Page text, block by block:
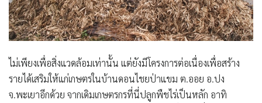
ไม่เพียงเพื่อสิ่งแวดล้อมเท่านั้น แต่ยังมีโครงการต่อเนื่องเพื่อสร้าง
รายได้เสริมให้แก่เกษตรในบ้านดอนไชยป่าแขม ต.ออย อ.ปง
จ.พะเยาอีกด้วย จากเดิมเกษตรกรที่นี่ปลูกพืชไร่เป็นหลัก อาทิ